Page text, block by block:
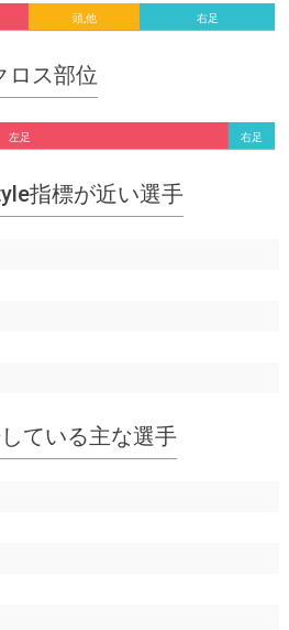
頭,他 右足
ロス部位
左足 右足
指標が近い選手
ている主な選手